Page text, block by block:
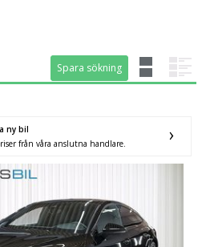
Spara sökning
Spara sökning
ny bil
från våra anslutna handlare.